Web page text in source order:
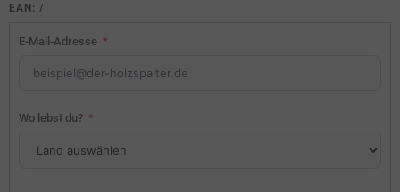
EAN: /
E-Mail-Adresse
Wo lebst du?